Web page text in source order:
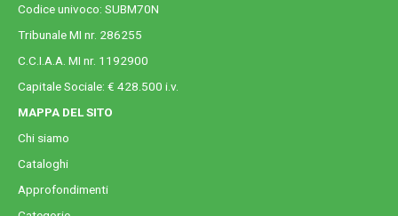
Codice univoco: SUBM70N
Tribunale MI nr. 286255
C.C.I.A.A. MI nr. 1192900
Capitale Sociale: € 428.500 i.v.
MAPPA DEL SITO
Chi siamo
Cataloghi
Approfondimenti